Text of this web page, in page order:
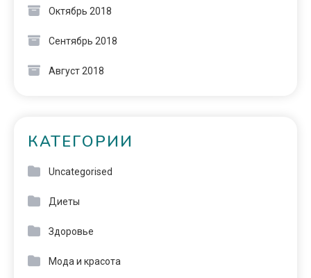
Октябрь 2018
Сентябрь 2018
Август 2018
КАТЕГОРИИ
Uncategorised
Диеты
Здоровье
Мода и красота